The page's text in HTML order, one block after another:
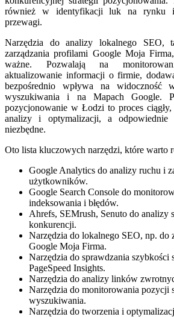
również w identyfikacji luk na rynku i
przewagi.
Narzędzia do analizy lokalnego SEO,
zarządzania profilami Google Moja
ważne. Pozwalają na
aktualizowanie informacji o firmie,
bezpośrednio wpływa na widoczność
wyszukiwania i na Mapach Google.
pozycjonowanie w Łodzi to proces
analizy i optymalizacji, a odpowiednie
niezbędne.
Oto lista kluczowych narzędzi, które warto
Google Analytics do analizy ruchu i
użytkowników.
Google Search Console do
indeksowania i błędów.
Ahrefs, SEMrush, Senuto do analizy
konkurencji.
Narzędzia do lokalnego SEO, np. do
Google Moja Firma.
Narzędzia do sprawdzania szybkości
PageSpeed Insights.
Narzędzia do analizy linków
Narzędzia do monitorowania pozycji
wyszukiwania.
Narzędzia do tworzenia i